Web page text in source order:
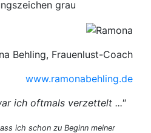
Behling, Frauenlust-Coach
www.ramonabehling.de
ich oftmals verzettelt ..."
ich schon zu Beginn meiner